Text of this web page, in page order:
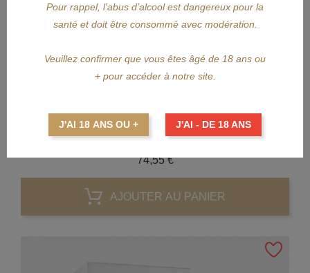
APERÇU RAPIDE
NIKKA Yoichi Single Malt 70cl
74,55 €Prix
AJOUTER AU PANIER
Pour rappel, l'abus d’alcool est dangereux pour la
santé et doit être consommé avec modération.
Veuillez confirmer que vous êtes âgé de 18 ans ou
+ pour accéder à notre site.
J'AI 18 ANS OU + J'AI - DE 18 ANS